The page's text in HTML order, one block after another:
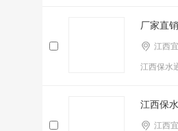
厂家直
江西
江西保水
江西保
江西